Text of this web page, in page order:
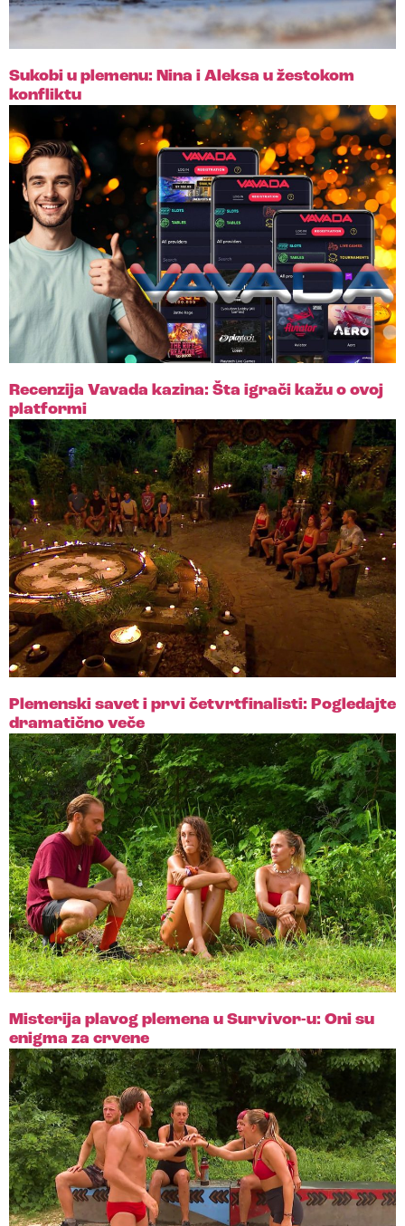
Sukobi u plemenu: Nina i Aleksa u žestokom
konfliktu
Recenzija Vavada kazina: Šta igrači kažu o ovoj
platformi
Plemenski savet i prvi četvrtfinalisti: Pogledajte
dramatično veče
Misterija plavog plemena u Survivor-u: Oni su
enigma za crvene